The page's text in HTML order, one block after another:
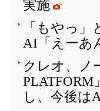
実施
「もやっ
AI「えーあ
クレオ、ノ
し、今後は